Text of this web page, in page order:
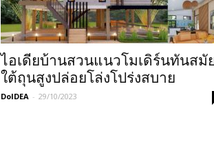
ไอเดียบ้านสวนแนวโมเดิร์นทันสมั
ใต้ถุนสูงปล่อยโล่งโปร่งสบาย
DoIDEA - 29/10/2023